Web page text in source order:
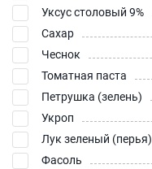
Уксус столовый 9%
Сахар
Чеснок
Томатная паста
Петрушка (зелень)
Укроп
Лук зеленый (перья)
Фасоль